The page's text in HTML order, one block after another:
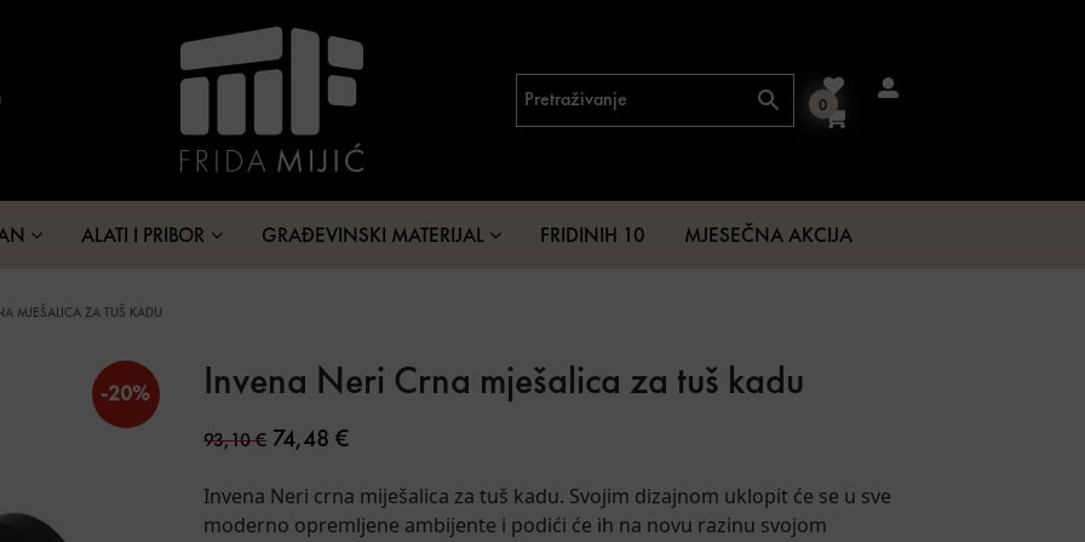
0
ALATI I PRIBOR GRAĐEVINSKI MATERIJAL FRIDINIH 10 MJESEČNA AKCIJA
MJEŠALICA ZA TUŠ KADU
-20% Invena Neri Crna mješalica za tuš kadu
93,10€ Original price was: 93,10 €.
74,48€Current price is: 74,48 €.
Invena Neri crna miješalica za tuš kadu. Svojim dizajnom uklopit će se u sve
moderno opremljene ambijente i podići će ih na novu razinu svojom